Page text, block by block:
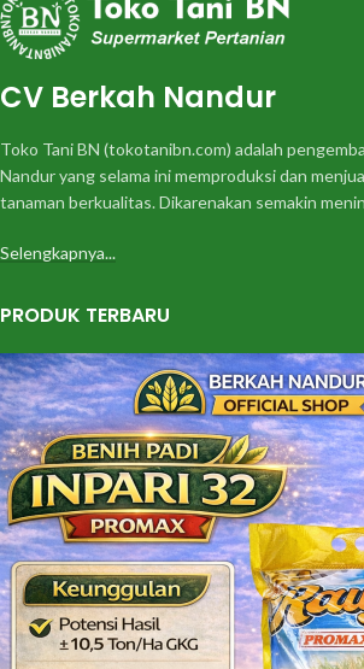
CV Berkah Nandur
Toko Tani BN (tokotanibn.com) adalah
Nandur yang selama ini memproduksi dan
tanaman berkualitas. Dikarenakan semakin
Selengkapnya...
PRODUK TERBARU